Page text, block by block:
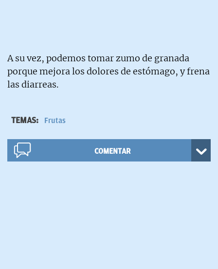
A su vez, podemos tomar zumo de granada
porque mejora los dolores de estómago, y frena
las diarreas.
TEMAS: Frutas
COMENTAR